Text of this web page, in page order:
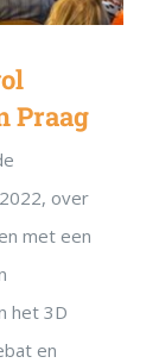
Praag
over
met een
het 3D
en